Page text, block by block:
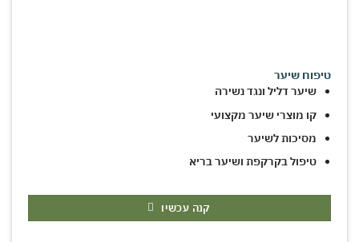
טיפוח שיער
שיער דליל ונגד נשירה
קו מוצרי שיער מקצועי
מסיכות לשיער
טיפול בקרקפת ושיער בריא
קנה עכשיו